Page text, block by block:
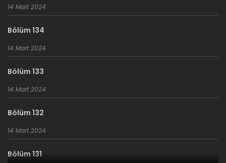
olarak dudaklarından kısa bir ödül verir… Sonra o insan ….
14 Mart 2024
Bölüm 134
14 Mart 2024
Bölüm 133
14 Mart 2024
Bölüm 132
14 Mart 2024
Bölüm 131